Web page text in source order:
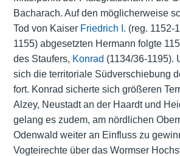
Bacharach. Auf den möglicherweise
Tod von Kaiser Friedrich I. (reg. 1152-
1155) abgesetzten Hermann folgte
des Staufers, Konrad (1134/36-1195).
sich die territoriale Südverschiebung
fort. Konrad sicherte sich größeren
Alzey, Neustadt an der Haardt und
gelang es zudem, am nördlichen
Odenwald weiter an Einfluss zu
Vogteirechte über das Wormser